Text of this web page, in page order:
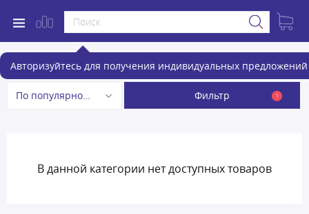
Авторизуйтесь для получения индивидуальных предложений
Умные колонки
По популярности Фильтр 1
В данной категории нет доступных товаров